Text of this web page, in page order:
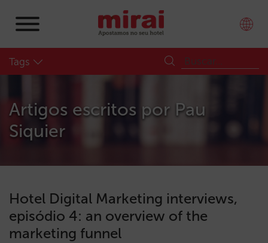
Tags
Artigos escritos por Pau
Siquier
Hotel Digital Marketing interviews,
episódio 4: an overview of the
marketing funnel